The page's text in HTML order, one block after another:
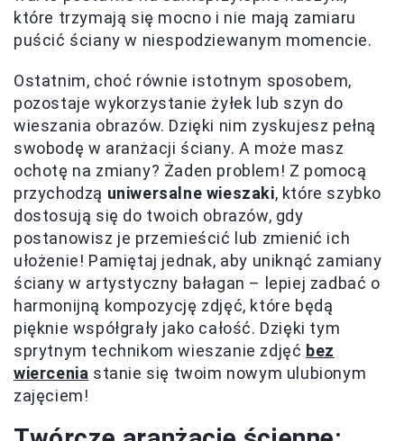
które trzymają się mocno i nie mają zamiaru
puścić ściany w niespodziewanym momencie.
Ostatnim, choć równie istotnym sposobem,
pozostaje wykorzystanie żyłek lub szyn do
wieszania obrazów. Dzięki nim zyskujesz pełną
swobodę w aranżacji ściany. A może masz
ochotę na zmiany? Żaden problem! Z pomocą
przychodzą uniwersalne wieszaki, które szybko
dostosują się do twoich obrazów, gdy
postanowisz je przemieścić lub zmienić ich
ułożenie! Pamiętaj jednak, aby uniknąć zamiany
ściany w artystyczny bałagan – lepiej zadbać o
harmonijną kompozycję zdjęć, które będą
pięknie współgrały jako całość. Dzięki tym
sprytnym technikom wieszanie zdjęć bez
wiercenia stanie się twoim nowym ulubionym
zajęciem!